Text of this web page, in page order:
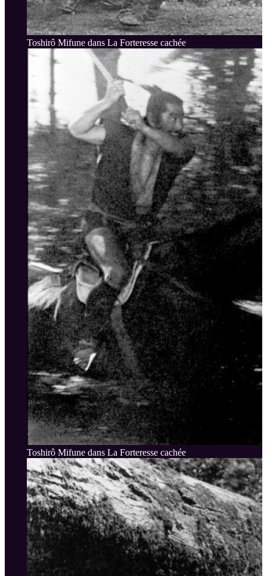
Toshirô Mifune dans La Forteresse cachée
Toshirô Mifune dans La Forteresse cachée